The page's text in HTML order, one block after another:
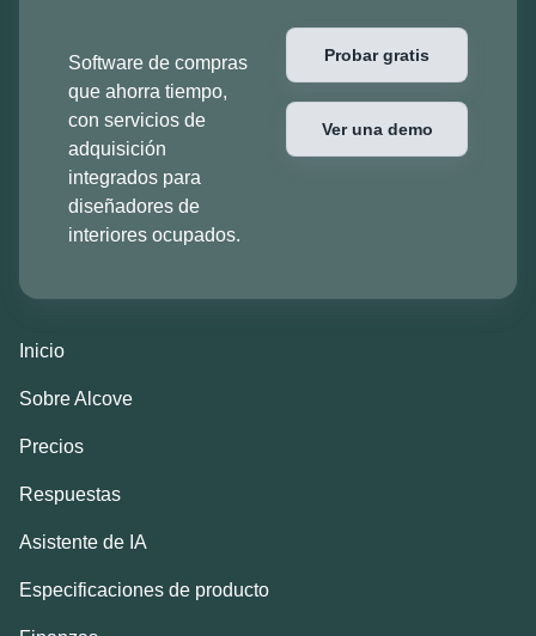
Software de compras
que ahorra tiempo,
con servicios de
adquisición
integrados para
diseñadores de
interiores ocupados.
Probar gratis
Ver una demo
Inicio
Sobre Alcove
Precios
Respuestas
Asistente de IA
Especificaciones de producto